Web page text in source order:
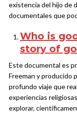
existencia del hijo de
documentales que
Who is
story of
Este documental es
Freeman y producido
profundo viaje que
experiencias
explorar,